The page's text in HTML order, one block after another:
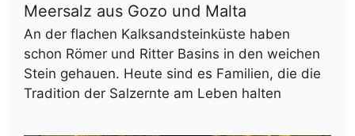
Meersalz aus Gozo und Malta
An der flachen Kalksandsteinküste haben
schon Römer und Ritter Basins in den weichen
Stein gehauen. Heute sind es Familien, die die
Tradition der Salzernte am Leben halten